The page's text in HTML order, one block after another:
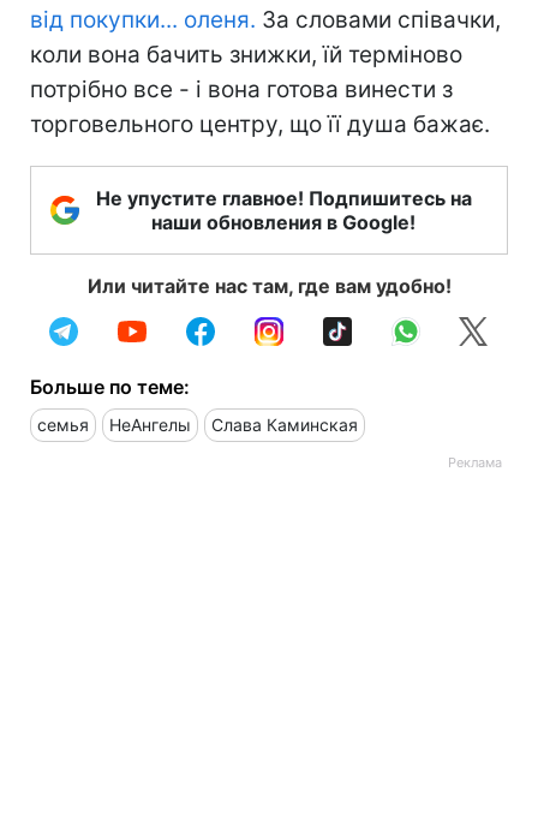
від покупки... оленя. За словами співачки,
коли вона бачить знижки, їй терміново
потрібно все - і вона готова винести з
торговельного центру, що її душа бажає.
Не упустите главное! Подпишитесь на
наши обновления в Google!
Или читайте нас там, где вам удобно!
Больше по теме:
семья НеАнгелы Слава Каминская